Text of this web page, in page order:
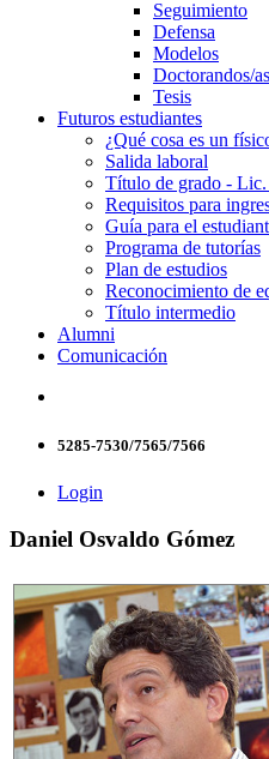
Seguimiento
Defensa
Modelos
Doctorandos/as
Tesis
Futuros estudiantes
¿Qué cosa es un
Salida laboral
Título de grado - Lic.
Requisitos para
Guía para el
Programa de tutorías
Plan de estudios
Reconocimiento de
Título intermedio
Alumni
Comunicación
5285-7530/7565/7566
Login
Daniel Osvaldo Gómez